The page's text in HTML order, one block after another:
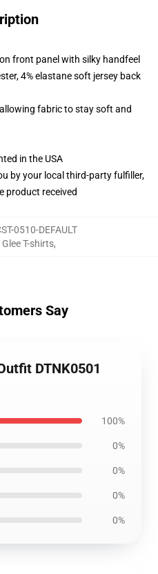
front panel with silky handfeel
4% elastane soft jersey back
fabric to stay soft and
in the USA
by your local third-party fulfiller,
product received
0510-DEFAULT
Glee T-shirts,
Say
DTNK0501
100%
0%
0%
0%
0%